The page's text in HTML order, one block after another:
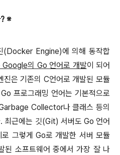
※
(Docker Engine)에 의해 동작합
Google의 Go 언어로 개발이 되어
은 기존의 C언어로 개발된 모듈
프로그래밍 언어는 기본적으로
Collector나 클래스 등의
최근에는 깃(Git) 서버도 Go 언어
그렇게 Go로 개발한 서버 모듈
된 소프트웨어 중에서 가장 잘 나